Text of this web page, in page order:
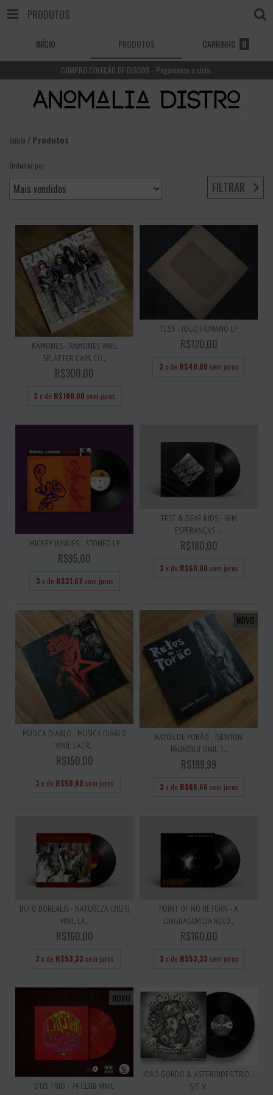
PRODUTOS
INÍCIO PRODUTOS CARRINHO 0
COMPRO COLEÇÃO DE DISCOS - Pagamento a vista.
Início /Produtos
Ordenar por
FILTRAR
RAMONES - RAMONES VINIL
SPLATTER CAPA CO...
R$300,00
3 x de R$100,00 sem juros
TEST - JOGO HUMANO LP
R$120,00
3 x de R$40,00 sem juros
MICKEY JUNKIES - STONED LP
R$95,00
3 x de R$31,67 sem juros
TEST & DEAF KIDS - SEM
ESPERANÇAS -...
R$180,00
3 x de R$60,00 sem juros
MUSICA DIABLO - MUSICA DIABLO
VINIL LACR...
R$150,00
3 x de R$50,00 sem juros
NOVO
RATOS DE PORÃO - ISENTÖN
PÄUNOKÜ VINIL 1...
R$199,99
3 x de R$66,66 sem juros
BUFO BOREALIS - NATUREZA (2025)
VINIL LA...
R$160,00
3 x de R$53,33 sem juros
POINT OF NO RETURN - A
LINGUAGEM DA RECU...
R$160,00
3 x de R$53,33 sem juros
NOVO
OTIS TRIO - 74 CLUB VINIL
JOÃO GORDO & ASTEROIDES TRIO -
S/T V...